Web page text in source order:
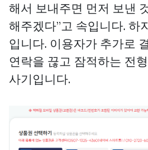
해서 보내주면 먼저 보낸
해주겠다”고 속입니다. 하
입니다. 이용자가 추가로
연락을 끊고 잠적하는 전
사기입니다.